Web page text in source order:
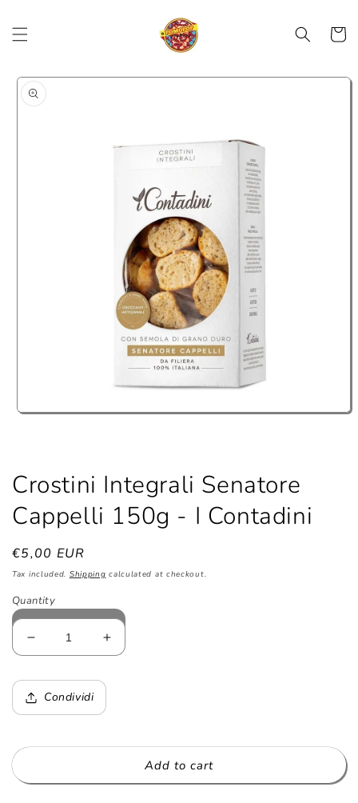
content
Cart
Skip to
product
information
Open
Crostini Integrali Senatore
Cappelli 150g - I Contadini
Regular
price
€5,00 EUR
Tax included. Shipping calculated at checkout.
Quantity
Decrease
quantity
for
Crostini
Integrali
Cappelli
Increase
quantity
Integrali
Cappelli
Condividi
Add to cart